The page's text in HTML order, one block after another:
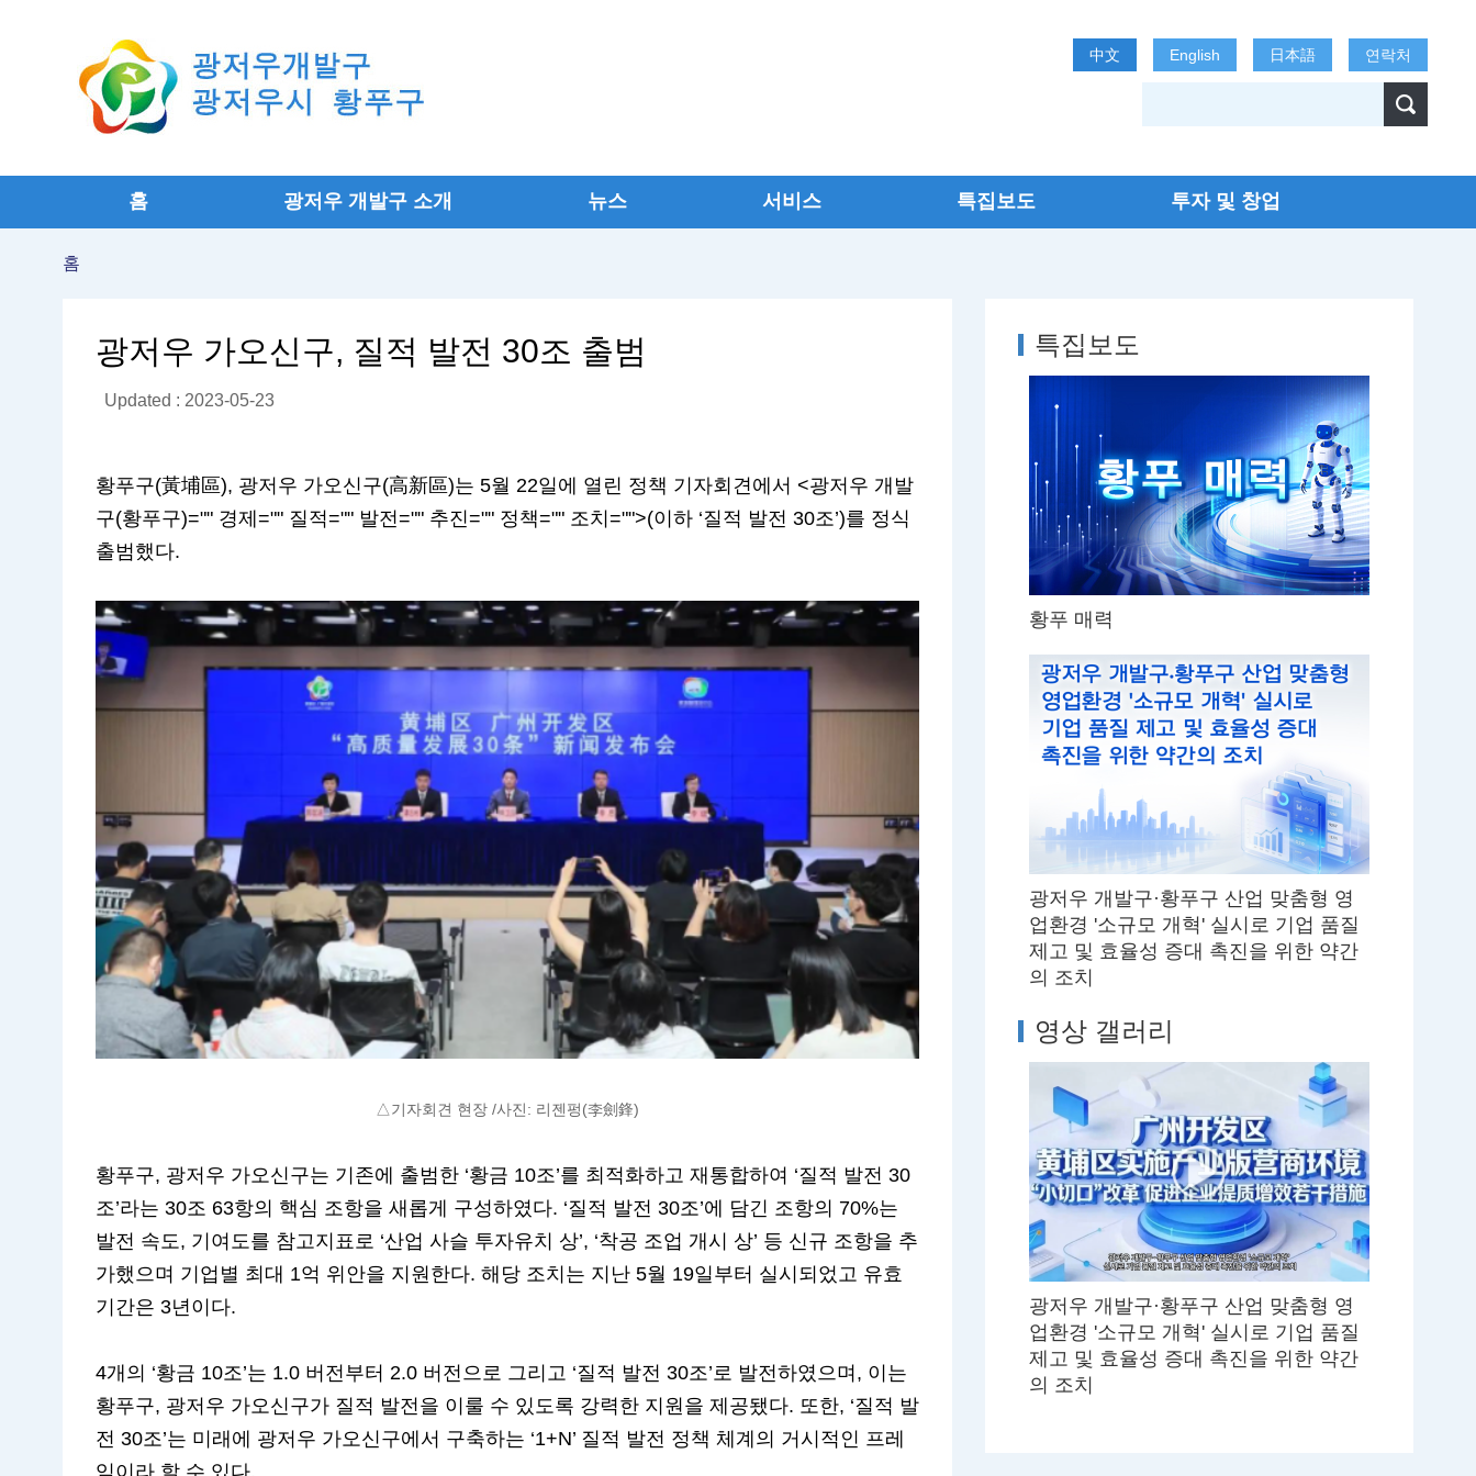
中文 English 日本語 연락처
홈 광저우 개발구 소개 뉴스 서비스 특집보도 투자 및 창업
홈
광저우 가오신구, 질적 발전 30조 출범
Updated : 2023-05-23
황푸구(黃埔區), 광저우 가오신구(高新區)는 5월 22일에 열린 정책 기자회견에서 <광저우 개발
구(황푸구)="" 경제="" 질적="" 발전="" 추진="" 정책="" 조치="">(이하 ‘질적 발전 30조’)를 정식
출범했다.
△기자회견 현장 /사진: 리젠펑(李劍鋒)
황푸구, 광저우 가오신구는 기존에 출범한 ‘황금 10조’를 최적화하고 재통합하여 ‘질적 발전 30
조’라는 30조 63항의 핵심 조항을 새롭게 구성하였다. ‘질적 발전 30조’에 담긴 조항의 70%는
발전 속도, 기여도를 참고지표로 ‘산업 사슬 투자유치 상’, ‘착공 조업 개시 상’ 등 신규 조항을 추
가했으며 기업별 최대 1억 위안을 지원한다. 해당 조치는 지난 5월 19일부터 실시되었고 유효
기간은 3년이다.
4개의 ‘황금 10조’는 1.0 버전부터 2.0 버전으로 그리고 ‘질적 발전 30조’로 발전하였으며, 이는
황푸구, 광저우 가오신구가 질적 발전을 이룰 수 있도록 강력한 지원을 제공됐다. 또한, ‘질적 발
전 30조’는 미래에 광저우 가오신구에서 구축하는 ‘1+N’ 질적 발전 정책 체계의 거시적인 프레
특집보도
황푸 매력
광저우 개발구·황푸구 산업 맞춤형 영
업환경 '소규모 개혁' 실시로 기업 품질
제고 및 효율성 증대 촉진을 위한 약간
의 조치
영상 갤러리
광저우 개발구·황푸구 산업 맞춤형 영
업환경 '소규모 개혁' 실시로 기업 품질
제고 및 효율성 증대 촉진을 위한 약간
의 조치